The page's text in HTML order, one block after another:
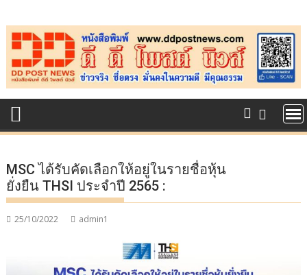
to
content
MSC ได้รับคัดเลือกให้อยู่ในรายชื่อหุ้น
ยั่งยืน THSI ประจำปี 2565 :
25/10/2022 admin1